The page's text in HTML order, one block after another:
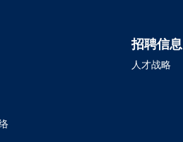
招聘信息
人才战略